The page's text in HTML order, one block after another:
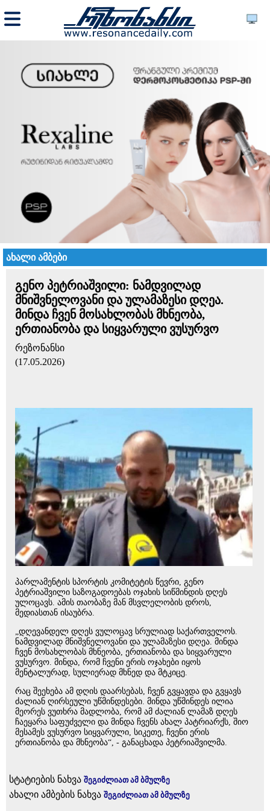
ახალი ამბები
გენო პეტრიაშვილი: ნამდვილად
მნიშვნელოვანი და ულამაზესი დღეა.
მინდა ჩვენ მოსახლობას მხნეობა,
ერთიანობა და სიყვარული ვუსურვო
რეზონანსი
(17.05.2026)
პარლამენტის სპორტის კომიტეტის წევრი, გენო
პეტრიაშვილი საზოგადოებას ოჯახის სიწმინდის დღეს
ულოცავს. ამის თაობაზე მან მსვლელობის დროს,
მედიასთან ისაუბრა.
„დღევანდელ დღეს ვულოცავ სრულიად საქართველოს.
ნამდვილად მნიშვნელოვანი და ულამაზესი დღეა. მინდა
ჩვენ მოსახლობას მხნეობა, ერთიანობა და სიყვარული
ვუსურვო. მინდა, რომ ჩვენი ერის ოჯახები იყოს
მენტალურად, სულიერად მხნედ და მტკიცე.
რაც შეეხება ამ დღის დაარსებას, ჩვენ გვყავდა და გვყავს
ძალიან ღირსეული უწმინდესები. მინდა უწმინდეს ილია
მეორეს ვუთხრა მადლობა, რომ ამ ძალიან ლამაზ დღეს
ჩაეყარა საფუძველი და მინდა ჩვენს ახალ პატრიარქს, შიო
მესამეს ვუსურვო სიყვარული, სიკეთე, ჩვენი ერის
ერთიანობა და მხნეობა“, - განაცხადა პეტრიაშვილმა.
სტატიების ნახვა შეგიძლიათ ამ ბმულზე
ახალი ამბების ნახვა შეგიძლიათ ამ ბმულზე